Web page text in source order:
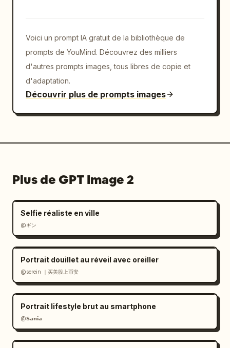
Voici un prompt IA gratuit de la bibliothèque de
prompts de YouMind. Découvrez des milliers
d'autres prompts images, tous libres de copie et
d'adaptation.
Découvrir plus de prompts images
Plus de GPT Image 2
Selfie réaliste en ville
@ギン
Portrait douillet au réveil avec oreiller
@serein ｜买美股上币安
Portrait lifestyle brut au smartphone
@𝗦𝗮𝗻𝗶𝗮